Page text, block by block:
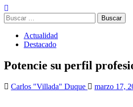
Buscar:
Actualidad
Destacado
Potencie su perfil
Carlos "Villada" Duque marzo 17,